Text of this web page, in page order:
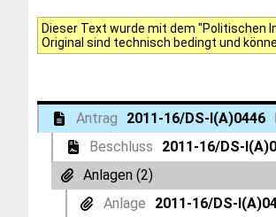
Dieser Text wurde mit dem "Politischen
Original sind technisch bedingt und
Antrag 2011-16/DS-I(A)0446
Beschluss
2011-16/DS-
Anlagen (2)
Anlage
2011-16/DS-